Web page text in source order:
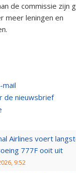
de commissie zijn
meer leningen en
de nieuwsbrief
Airlines voert
777F ooit uit
9:52